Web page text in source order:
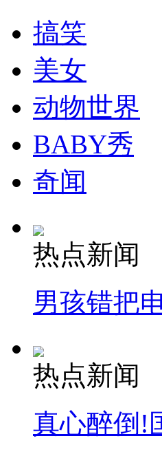
纽约上演“枕头大战”
搞笑
美女
动物世界
BABY秀
奇闻
热点新闻
男孩错把
热点新闻
真心醉倒!